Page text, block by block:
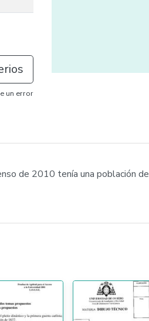
un error
de 2010 tenía una población de